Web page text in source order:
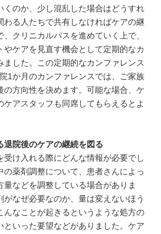
くのか、少し混乱した場合はどうすれ
わる人たちで共有しなければケアの継
クリニカルパスを進めていく上で、
やケアを見直す機会として定期的なカ
ました。この定期的なカンファレンス
1か月のカンファレンスでは、ご家族
の方向性を決めます。可能な場合、ケ
ケアスタッフも同席してもらえるとよ
退院後のケアの継続を図る
受け入れる際にどんな情報が必要でし
の薬剤調整について、患者さんによっ
量などを調整している場合がありま
なぜ必要なのか、量は変えないほう
んなことが起きるというような処方の
といった要望などがありました。ケア